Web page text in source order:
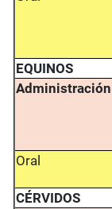
EQUINOS
Administración
Oral
CÉRVIDOS